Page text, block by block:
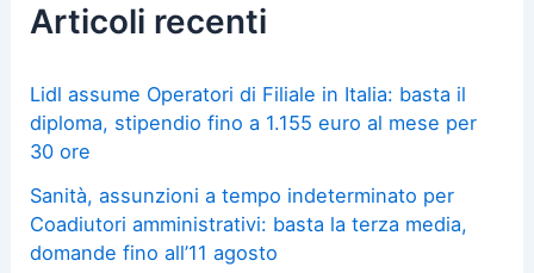
Articoli recenti
Lidl assume Operatori di Filiale in Italia: basta il
diploma, stipendio fino a 1.155 euro al mese per
30 ore
Sanità, assunzioni a tempo indeterminato per
Coadiutori amministrativi: basta la terza media,
domande fino all’11 agosto